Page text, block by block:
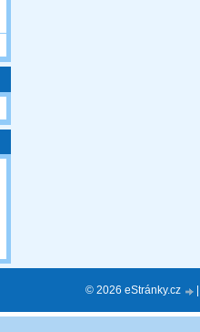
© 2026 eStránky.cz